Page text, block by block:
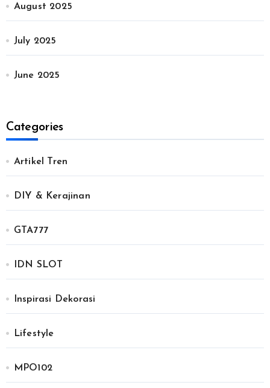
August 2025
July 2025
June 2025
Categories
Artikel Tren
DIY & Kerajinan
GTA777
IDN SLOT
Inspirasi Dekorasi
Lifestyle
MPO102